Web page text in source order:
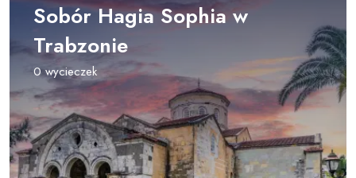
Sobór Hagia Sophia w
Trabzonie
0 wycieczek